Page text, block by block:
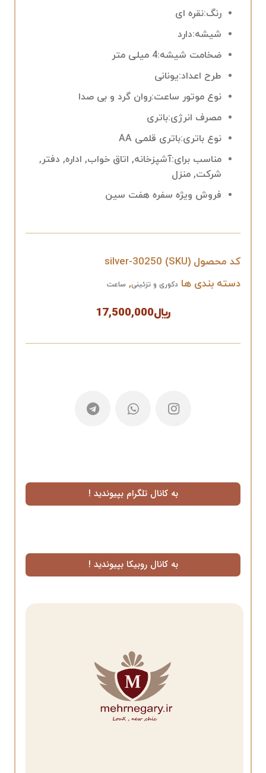
رنگ:نقره ای
شیشه:دارد
ضخامت شیشه:4 میلی متر
طرح اعداد:یونانی
نوع موتور ساعت:روان گرد و بی صدا
مصرف انرژی:باتری
نوع باتری:باتری قلمی AA
مناسب برای:آشپزخانه, اتاق خواب, اداره, دفتر,
شرکت, منزل
فروش ویژه سفره هفت سین
کد محصول (SKU)
silver-30250
دسته بندی ها دکوری و تزئینی, ساعت
﷼17,500,000
به کانال تلگرام بپیوندید !
به کانال روبیکا بپیوندید !